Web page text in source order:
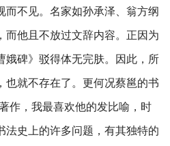
而不见。名家如孙承泽、翁方纲
而他且不放过文辞内容。正因为
娥碑》驳得体无完肤。因此，所
也就不存在了。更何况蔡邕的书
作，我最喜欢他的发比喻，时
法史上的许多问题，有其独特的